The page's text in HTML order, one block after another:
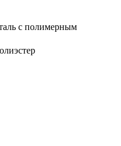
с полимерным